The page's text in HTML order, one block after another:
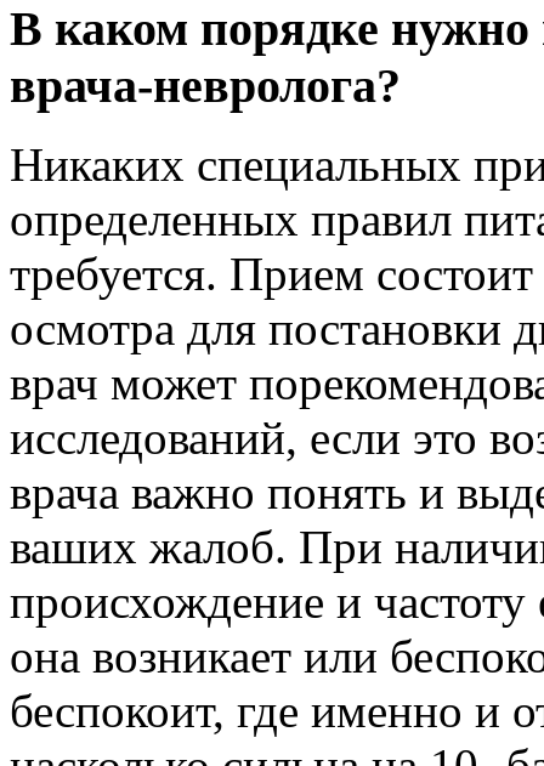
В каком порядке нужно
врача-невролога?
Никаких специальных
определенных правил
требуется. Прием
осмотра для постановки
врач может
исследований, если это
врача важно понять и
ваших жалоб. При
происхождение и частоту
она возникает или
беспокоит, где именно и